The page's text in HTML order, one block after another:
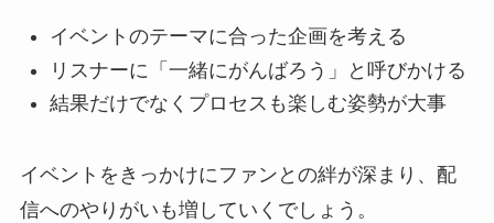
イベントのテーマに合った企画を考える
リスナーに「一緒にがんばろう」と呼びかける
結果だけでなくプロセスも楽しむ姿勢が大事
イベントをきっかけにファンとの絆が深まり、配
信へのやりがいも増していくでしょう。